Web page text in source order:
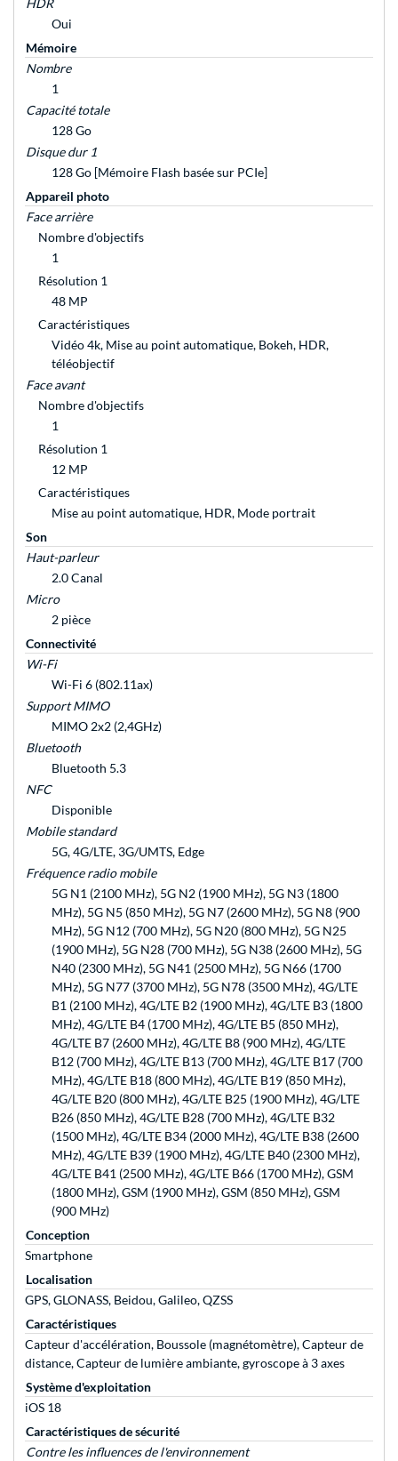
HDR
Oui
Mémoire
Nombre
1
Capacité totale
128 Go
Disque dur 1
128 Go [Mémoire Flash basée sur PCIe]
Appareil photo
Face arrière
Nombre d'objectifs
1
Résolution 1
48 MP
Caractéristiques
Vidéo 4k, Mise au point automatique, Bokeh, HDR,
téléobjectif
Face avant
Nombre d'objectifs
1
Résolution 1
12 MP
Caractéristiques
Mise au point automatique, HDR, Mode portrait
Son
Haut-parleur
2.0 Canal
Micro
2 pièce
Connectivité
Wi-Fi
Wi-Fi 6 (802.11ax)
Support MIMO
MIMO 2x2 (2,4GHz)
Bluetooth
Bluetooth 5.3
NFC
Disponible
Mobile standard
5G, 4G/LTE, 3G/UMTS, Edge
Fréquence radio mobile
5G N1 (2100 MHz), 5G N2 (1900 MHz), 5G N3 (1800
MHz), 5G N5 (850 MHz), 5G N7 (2600 MHz), 5G N8 (900
MHz), 5G N12 (700 MHz), 5G N20 (800 MHz), 5G N25
(1900 MHz), 5G N28 (700 MHz), 5G N38 (2600 MHz), 5G
N40 (2300 MHz), 5G N41 (2500 MHz), 5G N66 (1700
MHz), 5G N77 (3700 MHz), 5G N78 (3500 MHz), 4G/LTE
B1 (2100 MHz), 4G/LTE B2 (1900 MHz), 4G/LTE B3 (1800
MHz), 4G/LTE B4 (1700 MHz), 4G/LTE B5 (850 MHz),
4G/LTE B7 (2600 MHz), 4G/LTE B8 (900 MHz), 4G/LTE
B12 (700 MHz), 4G/LTE B13 (700 MHz), 4G/LTE B17 (700
MHz), 4G/LTE B18 (800 MHz), 4G/LTE B19 (850 MHz),
4G/LTE B20 (800 MHz), 4G/LTE B25 (1900 MHz), 4G/LTE
B26 (850 MHz), 4G/LTE B28 (700 MHz), 4G/LTE B32
(1500 MHz), 4G/LTE B34 (2000 MHz), 4G/LTE B38 (2600
MHz), 4G/LTE B39 (1900 MHz), 4G/LTE B40 (2300 MHz),
4G/LTE B41 (2500 MHz), 4G/LTE B66 (1700 MHz), GSM
(1800 MHz), GSM (1900 MHz), GSM (850 MHz), GSM
(900 MHz)
Conception
Smartphone
Localisation
GPS, GLONASS, Beidou, Galileo, QZSS
Caractéristiques
Capteur d'accélération, Boussole (magnétomètre), Capteur de
distance, Capteur de lumière ambiante, gyroscope à 3 axes
Système d'exploitation
iOS 18
Caractéristiques de sécurité
Contre les influences de l'environnement